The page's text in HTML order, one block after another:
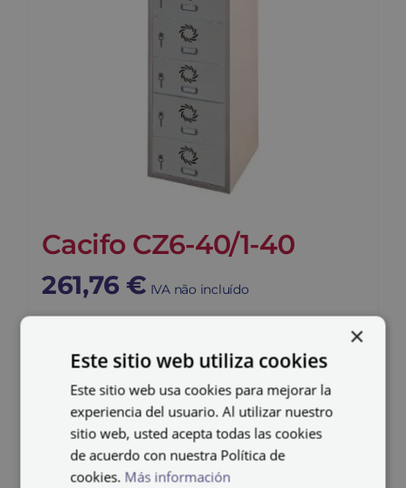
Cacifo CZ6-40/1-40
261,76 € IVA não incluído
×
Este sitio web utiliza cookies
Este sitio web usa cookies para mejorar la
experiencia del usuario. Al utilizar nuestro
sitio web, usted acepta todas las cookies
de acuerdo con nuestra Política de
cookies. Más información